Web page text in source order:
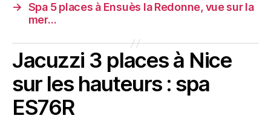
→ Spa 5 places à Ensuès la Redonne, vue sur la
mer…
Jacuzzi 3 places à Nice
sur les hauteurs : spa
ES76R